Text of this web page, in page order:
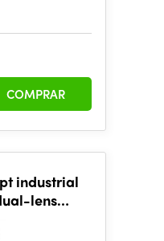
COMPRAR
industrial
lens
1080P HD
screen